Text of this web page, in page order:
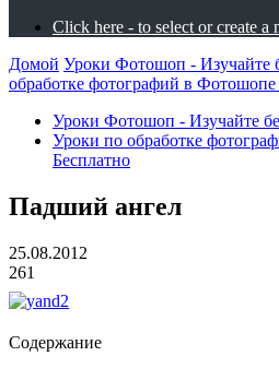
Click here - to select or create a
Домой Уроки Фотошоп - Изучайте
обработке фотографий в Фотошопе
Уроки Фотошоп - Изучайте
Уроки по обработке
Бесплатно
Падший ангел
25.08.2012
261
Содержание